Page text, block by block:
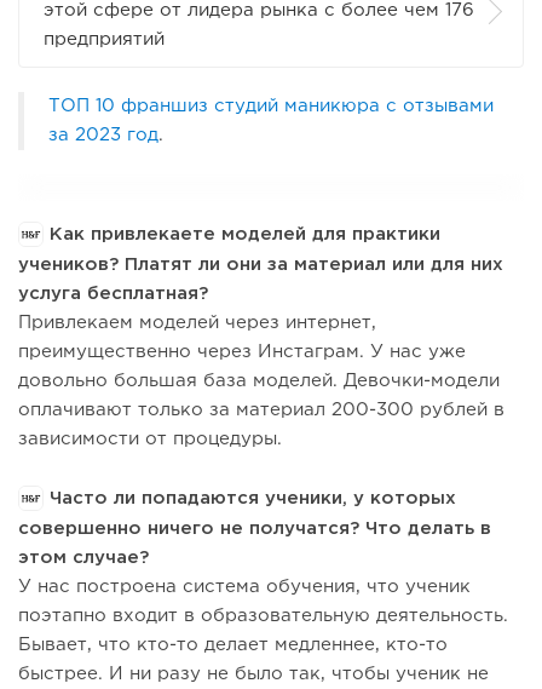
этой сфере от лидера рынка с более чем 176
предприятий
ТОП 10 франшиз студий маникюра с отзывами
за 2023 год.
Как привлекаете моделей для практики
учеников? Платят ли они за материал или для них
услуга бесплатная?
Привлекаем моделей через интернет,
преимущественно через Инстаграм. У нас уже
довольно большая база моделей. Девочки-модели
оплачивают только за материал 200-300 рублей в
зависимости от процедуры.
Часто ли попадаются ученики, у которых
совершенно ничего не получатся? Что делать в
этом случае?
У нас построена система обучения, что ученик
поэтапно входит в образовательную деятельность.
Бывает, что кто-то делает медленнее, кто-то
быстрее. И ни разу не было так, чтобы ученик не